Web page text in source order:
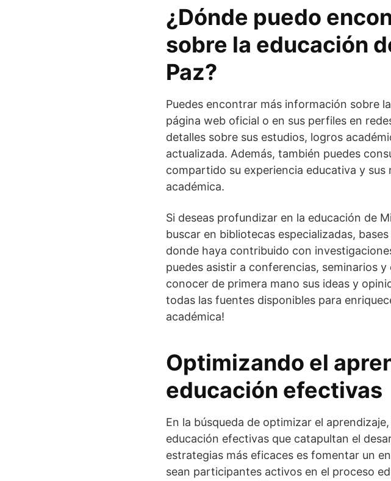
¿Dónde puedo
sobre la educación
Paz?
Puedes encontrar más información sobre
página web oficial o en sus perfiles en
detalles sobre sus estudios, logros
actualizada. Además, también puedes
compartido su experiencia educativa y
académica.
Si deseas profundizar en la educación de
buscar en bibliotecas especializadas,
donde haya contribuido con
puedes asistir a conferencias, seminarios
conocer de primera mano sus ideas y
todas las fuentes disponibles para
académica!
Optimizando el
educación efectivas
En la búsqueda de optimizar el
educación efectivas que catapultan el
estrategias más eficaces es fomentar un
sean participantes activos en el proceso